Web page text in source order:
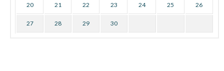
20 21 22 23 24 25 26
27 28 29 30